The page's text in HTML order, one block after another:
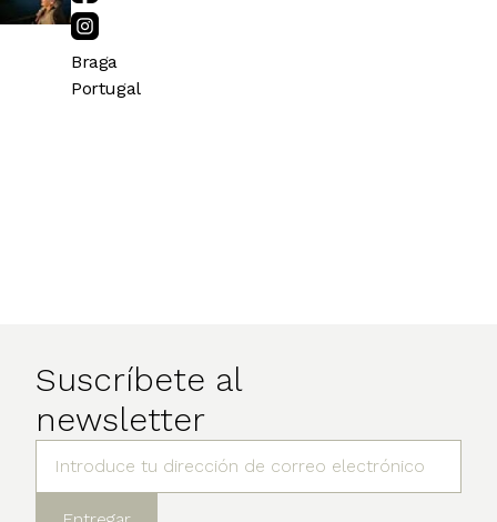
Braga
Portugal
Suscríbete al
newsletter